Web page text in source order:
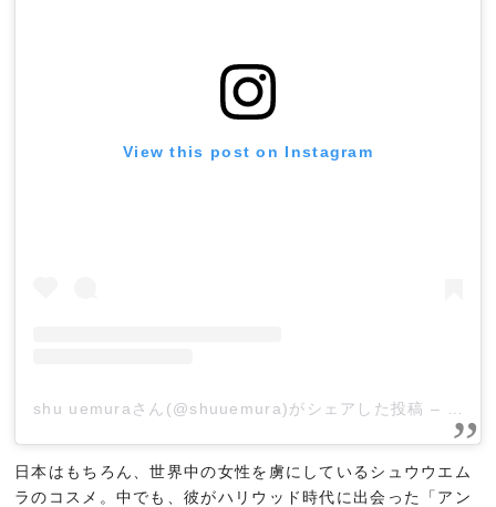
View this post on Instagram
shu uemuraさん(@shuuemura)がシェアした投稿 –
日本はもちろん、世界中の女性を虜にしているシュウウエム
ラのコスメ。中でも、彼がハリウッド時代に出会った「アン